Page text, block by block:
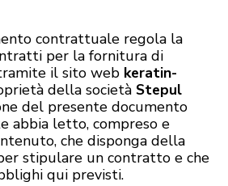
contrattuale regola la
per la fornitura di
il sito web keratin-
della società Stepul
del presente documento
abbia letto, compreso e
che disponga della
stipulare un contratto e che
qui previsti.